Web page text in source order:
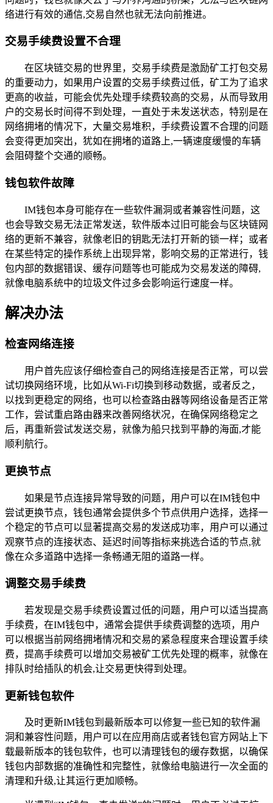
络进行有效的通信,交易自然也就无法向前推进。
交易手续费设置不合理
在区块链交易的世界里，交易手续费是激励矿工打包交易
的重要动力，如果用户设置的交易手续费过低，矿工为了追求
更高的收益，可能会优先处理手续费较高的交易，从而导致用
户的交易长时间得不到处理，一直处于未发送状态，特别是在
网络拥堵的情况下，大量交易堆积，手续费设置不合理的问题
会变得更加突出，犹如在拥堵的道路上,一辆速度缓慢的车辆
会阻碍整个交通的顺畅。
钱包软件故障
IM钱包本身可能存在一些软件漏洞或者兼容性问题，这
也会导致交易无法正常发送，软件版本过旧可能会与区块链网
络的更新不兼容，就像老旧的钥匙无法打开新的锁一样；或者
在某些特定的操作系统上出现异常，影响交易的正常进行，钱
包内部的数据错误、缓存问题等也可能成为交易发送的障碍,
就像电脑系统中的垃圾文件过多会影响运行速度一样。
解决办法
检查网络连接
用户首先应该仔细检查自己的网络连接是否正常，可以尝
试切换网络环境，比如从Wi-Fi切换到移动数据，或者反之，
以找到更稳定的网络，也可以检查路由器等网络设备是否正常
工作，尝试重启路由器来改善网络状况，在确保网络稳定之
后，再重新尝试发送交易，就像为船只找到平静的海面,才能
顺利航行。
更换节点
如果是节点连接异常导致的问题，用户可以在IM钱包中
尝试更换节点，钱包通常会提供多个节点供用户选择，选择一
个稳定的节点可以显著提高交易的发送成功率，用户可以通过
观察节点的连接状态、延迟时间等指标来挑选合适的节点,就
像在众多道路中选择一条畅通无阻的道路一样。
调整交易手续费
若发现是交易手续费设置过低的问题，用户可以适当提高
手续费，在IM钱包中，通常会提供手续费调整的选项，用户
可以根据当前网络拥堵情况和交易的紧急程度来合理设置手续
费，提高手续费可以增加交易被矿工优先处理的概率，就像在
排队时给插队的机会,让交易更快得到处理。
更新钱包软件
及时更新IM钱包到最新版本可以修复一些已知的软件漏
洞和兼容性问题，用户可以在应用商店或者钱包官方网站上下
载最新版本的钱包软件，也可以清理钱包的缓存数据，以确保
钱包内部数据的准确性和完整性，就像给电脑进行一次全面的
清理和升级,让其运行更加顺畅。